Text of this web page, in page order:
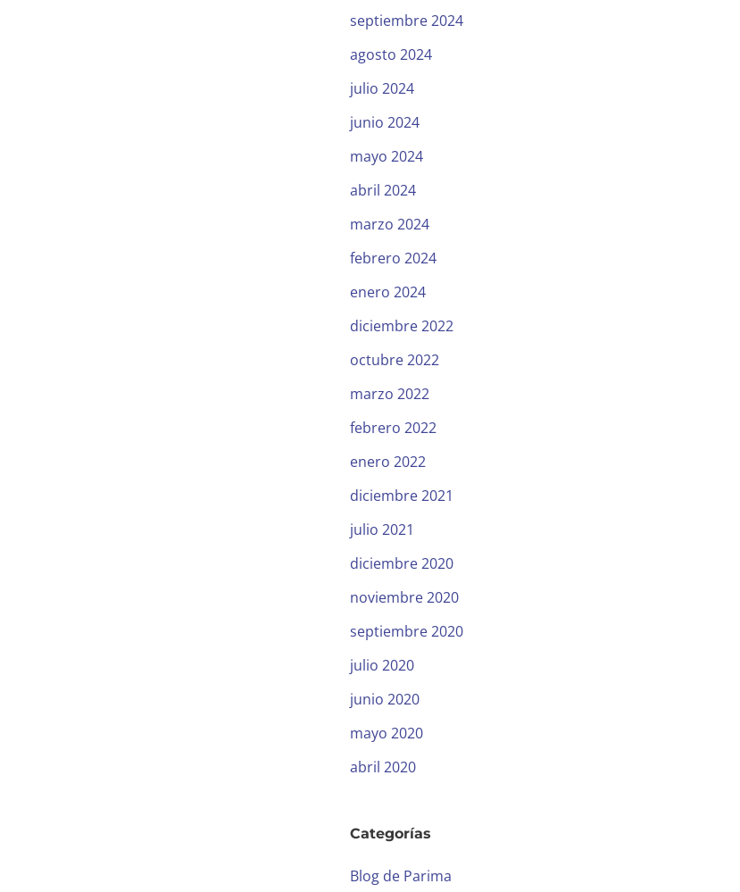
septiembre 2024
agosto 2024
julio 2024
junio 2024
mayo 2024
abril 2024
marzo 2024
febrero 2024
enero 2024
diciembre 2022
octubre 2022
marzo 2022
febrero 2022
enero 2022
diciembre 2021
julio 2021
diciembre 2020
noviembre 2020
septiembre 2020
julio 2020
junio 2020
mayo 2020
abril 2020
Categorías
Blog de Parima